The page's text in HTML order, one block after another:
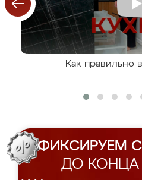
Как правильно
ФИКСИРУЕМ
ДО КОНЦА